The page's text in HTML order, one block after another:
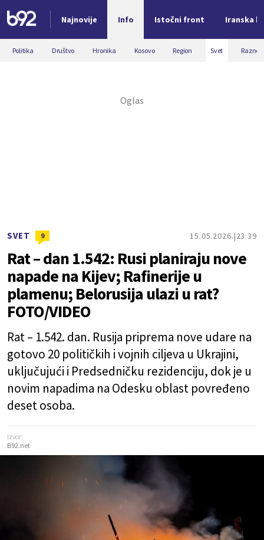
Najnovije Info Istočni front Iranska
Nova vest
Politika Društvo Hronika Kosovo Region Svet Razno
SVET 9 15.05.2026. 23:39
Rat – dan 1.542: Rusi planiraju nove
napade na Kijev; Rafinerije u
plamenu; Belorusija ulazi u rat?
FOTO/VIDEO
Rat – 1.542. dan. Rusija priprema nove udare na
gotovo 20 političkih i vojnih ciljeva u Ukrajini,
uključujući i Predsedničku rezidenciju, dok je u
novim napadima na Odesku oblast povređeno
deset osoba.
Izvor:
B92.net